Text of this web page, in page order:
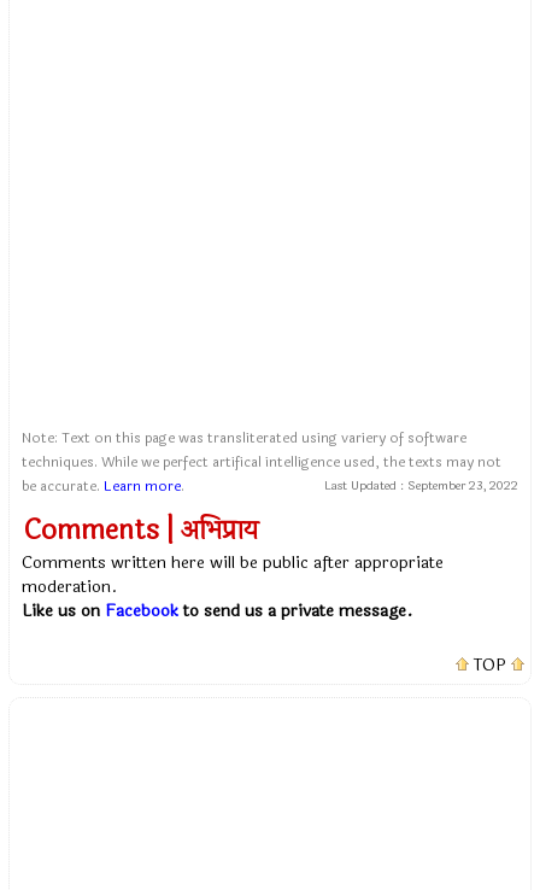
Note: Text on this page was transliterated using variery of software
techniques. While we perfect artifical intelligence used, the texts may not
be accurate. Learn more. Last Updated : September 23, 2022
Comments | अभिप्राय
Comments written here will be public after appropriate
moderation.
Like us on Facebookto send us a private message.
TOP